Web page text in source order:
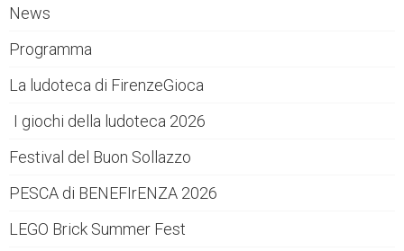
News
Programma
La ludoteca di FirenzeGioca
I giochi della ludoteca 2026
Festival del Buon Sollazzo
PESCA di BENEFIrENZA 2026
LEGO Brick Summer Fest